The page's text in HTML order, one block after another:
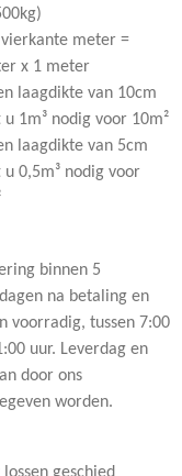
vierkante meter =
x 1 meter
laagdikte van 10cm
u 1m³ nodig voor 10m²
laagdikte van 5cm
u 0,5m³ nodig voor
binnen 5
na betaling en
voorradig, tussen 7:00
uur. Leverdag en
door ons
worden.